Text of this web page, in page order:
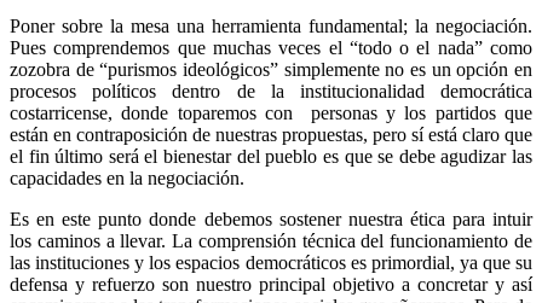
Poner sobre la mesa una herramienta fundamental; la negociación.
Pues comprendemos que muchas veces el “todo o el nada” como
zozobra de “purismos ideológicos” simplemente no es un opción en
procesos políticos dentro de la institucionalidad democrática
costarricense, donde toparemos con personas y los partidos que
están en contraposición de nuestras propuestas, pero sí está claro que
el fin último será el bienestar del pueblo es que se debe agudizar las
capacidades en la negociación.
Es en este punto donde debemos sostener nuestra ética para intuir
los caminos a llevar. La comprensión técnica del funcionamiento de
las instituciones y los espacios democráticos es primordial, ya que su
defensa y refuerzo son nuestro principal objetivo a concretar y así